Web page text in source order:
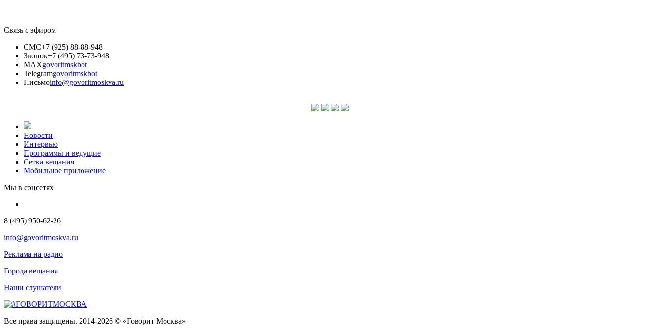
Связь с эфиром
СМС+7 (925) 88-88-948
Звонок+7 (495) 73-73-948
MAXgovoritmskbot
Telegramgovoritmskbot
Письмоinfo@govoritmoskva.ru
Новости
Интервью
Программы и ведущие
Сетка вещания
Мобильное приложение
Мы в соцсетях
8 (495) 950-62-26
info@govoritmoskva.ru
Реклама на радио
Города вещания
Наши слушатели
Все права защищены. 2014-2026 © «Говорит Москва»